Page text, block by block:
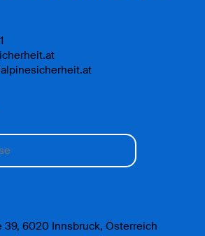
39, 6020 Innsbruck, Österreich